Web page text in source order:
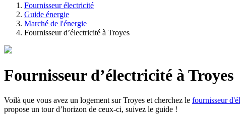
Fournisseur électricité
Guide énergie
Marché de l'énergie
Fournisseur d’électricité à Troyes
Fournisseur d’électricité à Troyes
Voilà que vous avez un logement sur Troyes et cherchez le fournisseur
propose un tour d’horizon de ceux-ci, suivez le guide !